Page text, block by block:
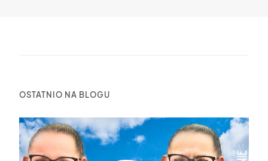
OSTATNIO NA BLOGU